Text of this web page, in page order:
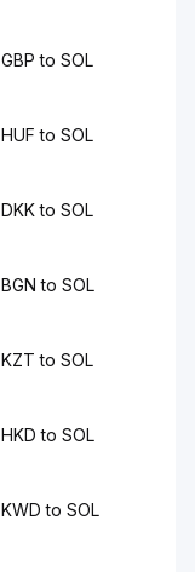
GBP to SOL
HUF to SOL
DKK to SOL
BGN to SOL
KZT to SOL
HKD to SOL
KWD to SOL